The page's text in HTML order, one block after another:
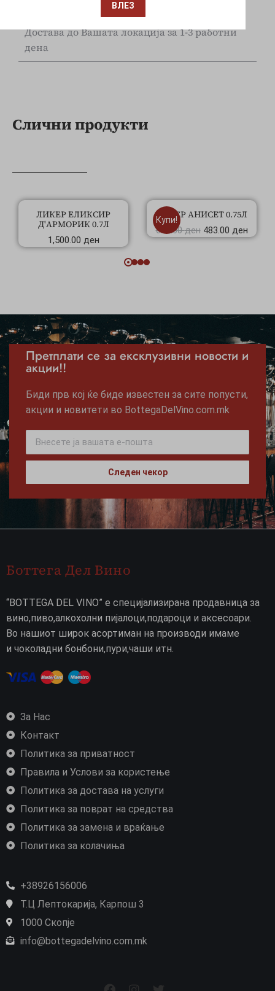
Брза испорака
Достава до Вашата локација за 1-3 работни
дена
Слични продукти
ЛИКЕР ЕЛИКСИР
Д'АРМОРИК 0.7Л
1,500.00 ден
Купи!
ЛИКЕР АНИСЕТ 0.75Л
690.00ден 483.00 ден
Претплати се за ексклузивни новости и
акции!!
Биди прв кој ќе биде известен за сите попусти,
акции и новитети во BottegaDelVino.com.mk
Следен чекор
Боттега Дел Вино
“BOTTEGA DEL VINO” е специјализирана продавница за
вино,пиво,алкохолни пијалоци,подароци и аксесоари.
Во нашиот широк асортиман на производи имаме
и чоколадни бонбони,пури,чаши итн.
За Нас
Контакт
Политика за приватност
Правила и Услови за користење
Политика за достава на услуги
Политика за поврат на средства
Политика за замена и враќање
Политика за колачиња
+38926156006
Т.Ц Лептокарија, Карпош 3
1000 Скопје
info@bottegadelvino.com.mk
ВЛЕЗ